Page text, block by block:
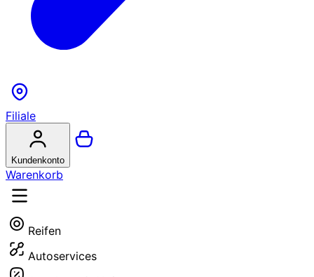
Filiale
Kundenkonto
Warenkorb
Reifen
Autoservices